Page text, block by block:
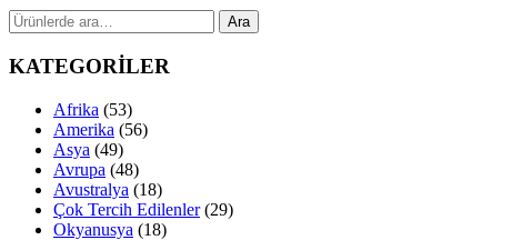
Ara: Ara
KATEGORİLER
Afrika (53)
Amerika (56)
Asya (49)
Avrupa (48)
Avustralya (18)
Çok Tercih Edilenler (29)
Okyanusya (18)